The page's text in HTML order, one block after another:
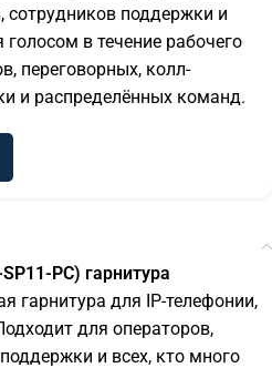
сотрудников поддержки и
в течение рабочего
переговорных, колл-
и распределённых команд.
PC) гарнитура
гарнитура для IP-телефонии,
для операторов,
и всех, кто много